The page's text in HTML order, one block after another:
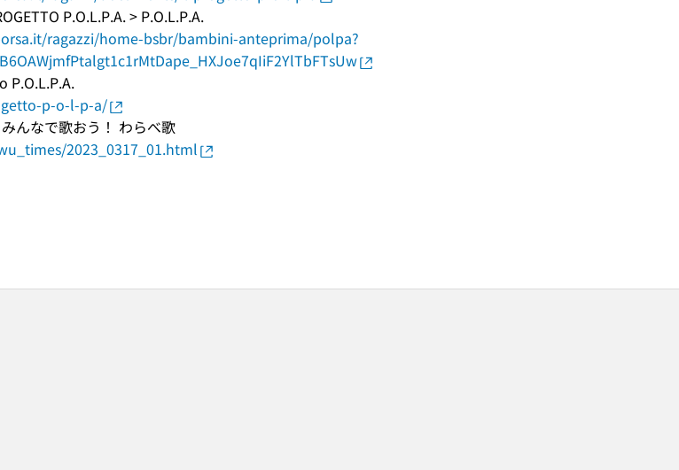
P.O.L.P.A. > P.O.L.P.A.
ragazzi/home-bsbr/bambini-anteprima/polpa?
P.O.L.P.A.
p-o-l-p-a/
んなで歌おう！ わらべ歌
2023_0317_01.html